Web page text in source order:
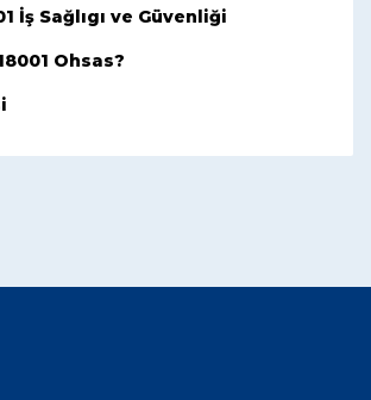
İş Sağlıgı ve Güvenliği
Ohsas?